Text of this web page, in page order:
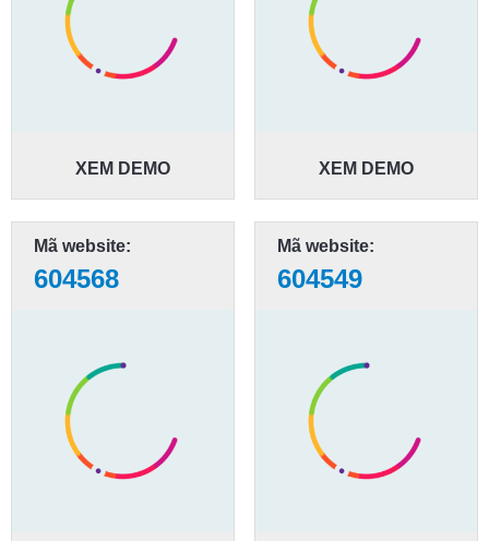
XEM DEMO XEM DEMO
Mã website:
604568
Mã website:
604549